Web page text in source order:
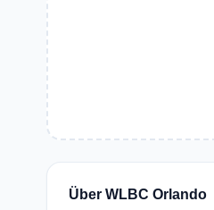
Über WLBC Orlando